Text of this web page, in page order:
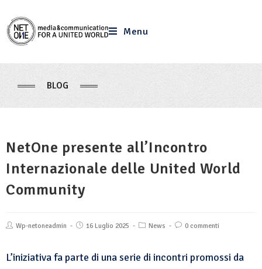
Menu
BLOG
NetOne presente all’Incontro
Internazionale delle United World
Community
Wp-netoneadmin 16 Luglio 2025 News 0 commenti
L’iniziativa fa parte di una serie di incontri promossi da